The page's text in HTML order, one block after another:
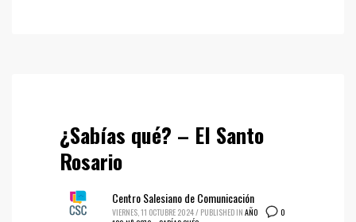
¿Sabías qué? – El Santo
Rosario
0
Centro Salesiano de Comunicación
VIERNES, 11 OCTUBRE 2024/ PUBLISHED IN AÑO